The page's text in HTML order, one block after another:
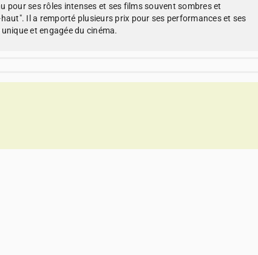
pour ses rôles intenses et ses films souvent sombres et
Il a remporté plusieurs prix pour ses performances et ses
et engagée du cinéma.